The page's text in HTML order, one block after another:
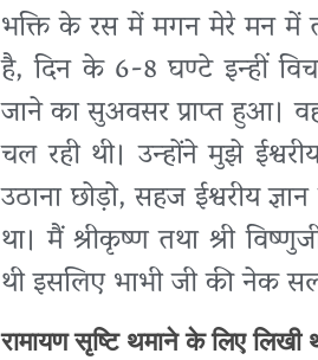
भक्ति के रस में मगन मेरे मन में
है, दिन के 6-8 घण्टे इन्हीं
जाने का सुअवसर प्राप्त हुआ।
चल रही थी। उन्होंने मुझे
उठाना छोड़ो, सहज ईश्वरीय
था। मैं श्रीकृष्ण तथा श्री
थी इसलिए भाभी जी की नेक
रामायण सृष्टि थमाने के लिए लिखी